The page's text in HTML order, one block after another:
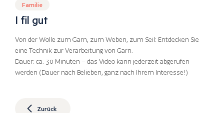
Familie
I fil gut
Von der Wolle zum Garn, zum Weben, zum Seil: Entdecken Sie
eine Technik zur Verarbeitung von Garn.
Dauer: ca. 30 Minuten – das Video kann jederzeit abgerufen
werden (Dauer nach Belieben, ganz nach Ihrem Interesse!)
Zurück